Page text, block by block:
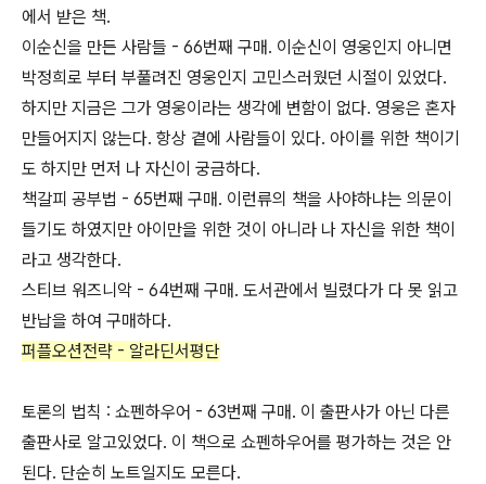
에서 받은 책.
이순신을 만든 사람들 - 66번째 구매. 이순신이 영웅인지 아니면
박정희로 부터 부풀려진 영웅인지 고민스러웠던 시절이 있었다.
하지만 지금은 그가 영웅이라는 생각에 변함이 없다. 영웅은 혼자
만들어지지 않는다. 항상 곁에 사람들이 있다. 아이를 위한 책이기
도 하지만 먼저 나 자신이 궁금하다.
책갈피 공부법 - 65번째 구매. 이런류의 책을 사야하냐는 의문이
들기도 하였지만 아이만을 위한 것이 아니라 나 자신을 위한 책이
라고 생각한다.
스티브 워즈니악 - 64번째 구매. 도서관에서 빌렸다가 다 못 읽고
반납을 하여 구매하다.
퍼플오션전략 - 알라딘서평단
토론의 법칙 : 쇼펜하우어 - 63번째 구매. 이 출판사가 아닌 다른
출판사로 알고있었다. 이 책으로 쇼펜하우어를 평가하는 것은 안
된다. 단순히 노트일지도 모른다.